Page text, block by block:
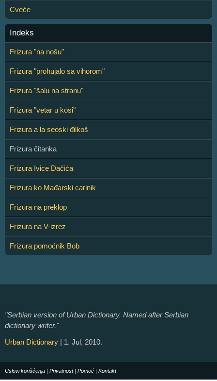
Cveće
Indeks
Frizura "na nošu"
Frizura "prohujalo sa vihorom"
Frizura "šalu na stranu"
Frizura "vetar u kosi"
Frizura a la seoski đilkoš
Frizura čitanka
Frizura Ivice Dačića
Frizura ko Mađarski carinik
Frizura na preklop
Frizura na V-izrez
Frizura pomoćnik Bob
"Serbian version of Urban Dictionary. Named after Serbian
dictionary writer."
Urban Dictionary | 1. Jul, 2010.
Uslovi korišćenja | Privatnost| Pomoć | Kontakt